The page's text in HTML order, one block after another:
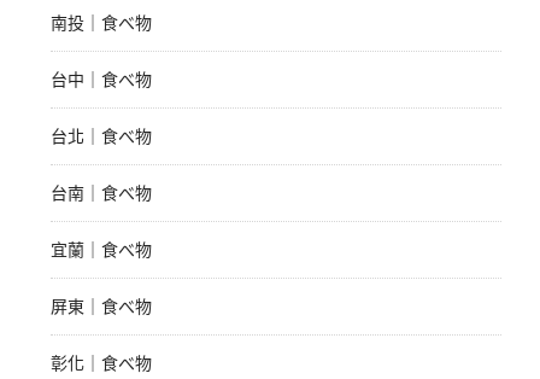
南投｜食べ物
台中｜食べ物
台北｜食べ物
台南｜食べ物
宜蘭｜食べ物
屏東｜食べ物
彰化｜食べ物